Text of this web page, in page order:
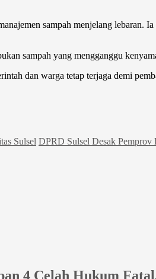
sampah menjelang
sampah yang mengganggu
dan warga tetap terjaga demi
Sulsel DPRD Sulsel Desak
4 Celah Hukum